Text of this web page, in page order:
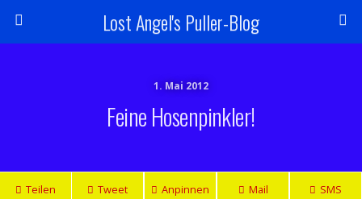
Lost Angel's Puller-Blog
1. Mai 2012
Feine Hosenpinkler!
Teilen Tweet Anpinnen Mail SMS